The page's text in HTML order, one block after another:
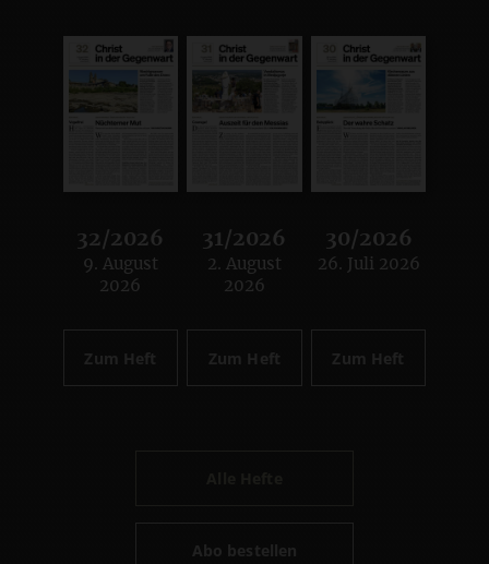
32/2026
:
9. August
2026
Zum Heft
31/2026
:
2. August
2026
Zum Heft
30/2026
:
26. Juli 2026
Zum Heft
Abo bestellen